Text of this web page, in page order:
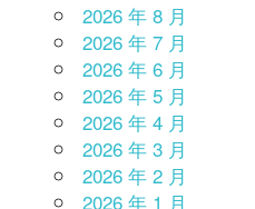
2026 年 8 月
2026 年 7 月
2026 年 6 月
2026 年 5 月
2026 年 4 月
2026 年 3 月
2026 年 2 月
2026 年 1 月